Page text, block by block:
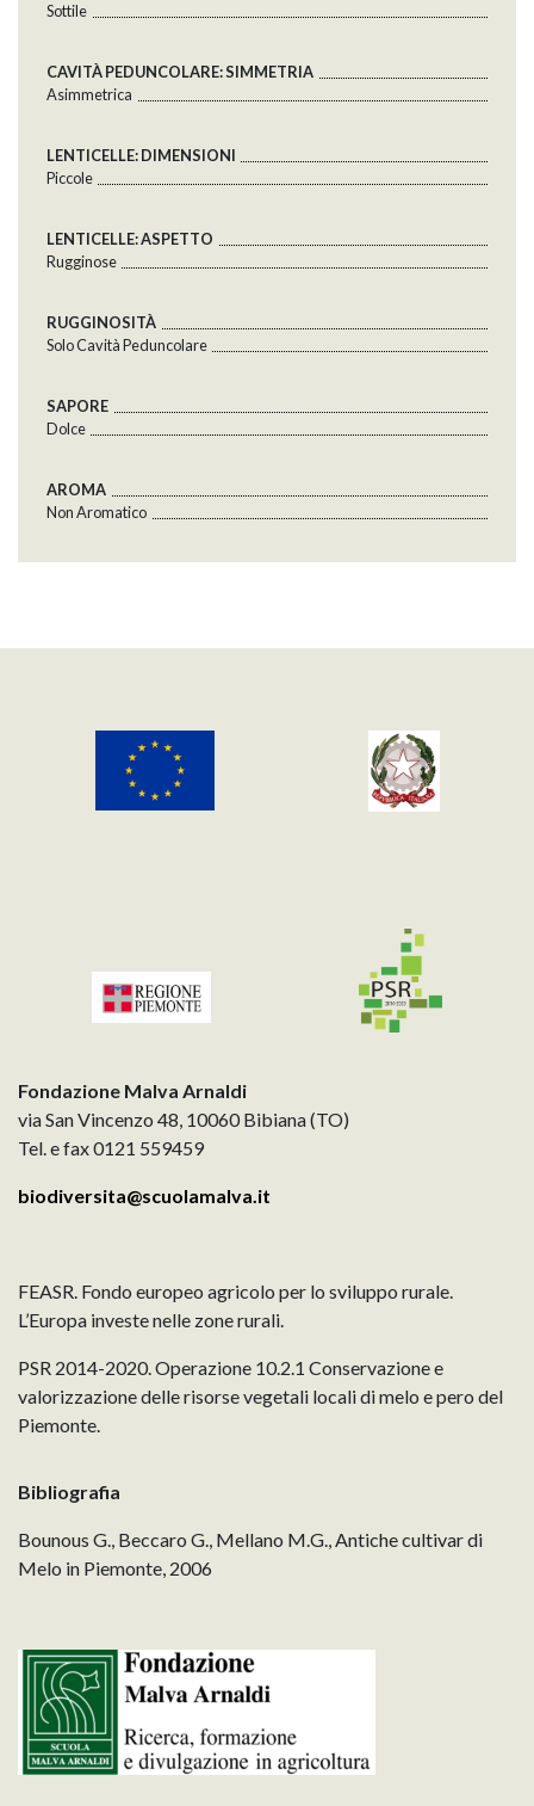
Sottile
CAVITÀ PEDUNCOLARE: SIMMETRIA
Asimmetrica
LENTICELLE: DIMENSIONI
Piccole
LENTICELLE: ASPETTO
Rugginose
RUGGINOSITÀ
Solo Cavità Peduncolare
SAPORE
Dolce
AROMA
Non Aromatico
Fondazione Malva Arnaldi
via San Vincenzo 48, 10060 Bibiana (TO)
Tel. e fax 0121 559459
biodiversita@scuolamalva.it
FEASR. Fondo europeo agricolo per lo sviluppo rurale.
L’Europa investe nelle zone rurali.
PSR 2014-2020. Operazione 10.2.1 Conservazione e
valorizzazione delle risorse vegetali locali di melo e pero del
Piemonte.
Bibliografia
Bounous G., Beccaro G., Mellano M.G., Antiche cultivar di
Melo in Piemonte, 2006